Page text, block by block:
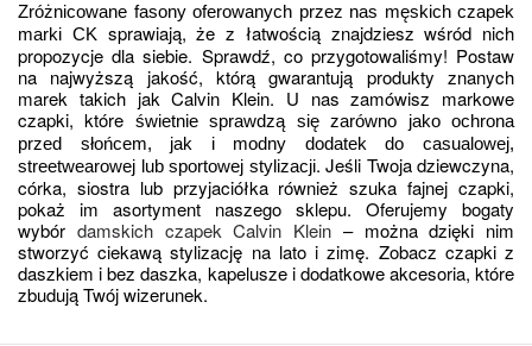
Zróżnicowane fasony oferowanych przez nas męskich czapek
marki CK sprawiają, że z łatwością znajdziesz wśród nich
propozycje dla siebie. Sprawdź, co przygotowaliśmy! Postaw
na najwyższą jakość, którą gwarantują produkty znanych
marek takich jak Calvin Klein. U nas zamówisz markowe
czapki, które świetnie sprawdzą się zarówno jako ochrona
przed słońcem, jak i modny dodatek do casualowej,
streetwearowej lub sportowej stylizacji. Jeśli Twoja dziewczyna,
córka, siostra lub przyjaciółka również szuka fajnej czapki,
pokaż im asortyment naszego sklepu. Oferujemy bogaty
wybór damskich czapek Calvin Klein – można dzięki nim
stworzyć ciekawą stylizację na lato i zimę. Zobacz czapki z
daszkiem i bez daszka, kapelusze i dodatkowe akcesoria, które
zbudują Twój wizerunek.